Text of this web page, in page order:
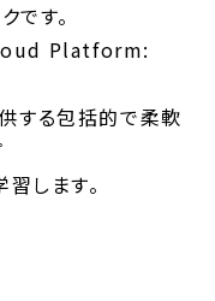
です。
Platform:
る包括的で柔軟
します。